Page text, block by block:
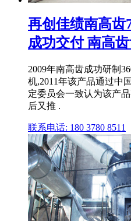
再创佳绩南高齿
成功交付 南高
2009年南高齿成功研制
机,2011年该产品通过中
定委员会一致认为该产
后又推 .
联系电话: 180 3780 8511